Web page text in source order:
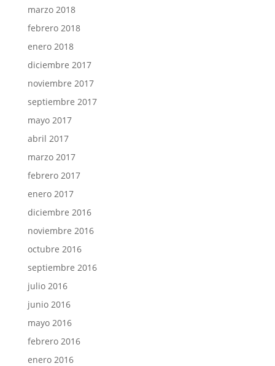
marzo 2018
febrero 2018
enero 2018
diciembre 2017
noviembre 2017
septiembre 2017
mayo 2017
abril 2017
marzo 2017
febrero 2017
enero 2017
diciembre 2016
noviembre 2016
octubre 2016
septiembre 2016
julio 2016
junio 2016
mayo 2016
febrero 2016
enero 2016